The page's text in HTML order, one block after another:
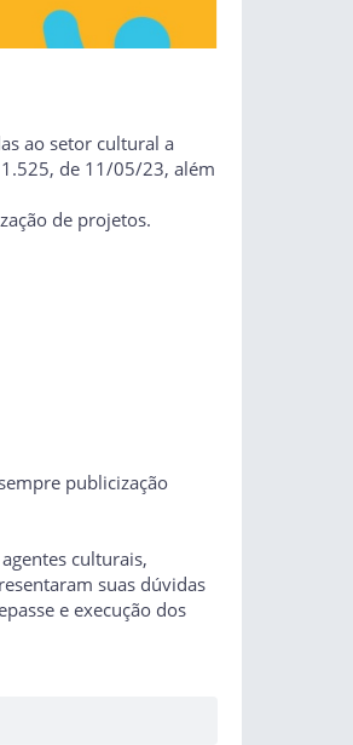
ao setor cultural a
de 11/05/23, além
de projetos.
publicização
culturais,
suas dúvidas
e execução dos